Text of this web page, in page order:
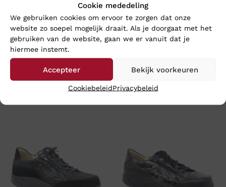
Cookie mededeling
We gebruiken cookies om ervoor te zorgen dat onze
website zo soepel mogelijk draait. Als je doorgaat met het
gebruiken van de website, gaan we er vanuit dat je
hiermee instemt.
Accepteer Bekijk voorkeuren
CookiebeleidPrivacybeleid
Finn Comfort PICCADILLY –
€249,95